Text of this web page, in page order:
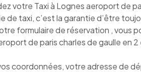
votre Taxi à Lognes aeroport de
de taxi, c’est la garantie d’être
formulaire de réservation , vous
de paris charles de gaulle en
coordonnées, votre adresse de